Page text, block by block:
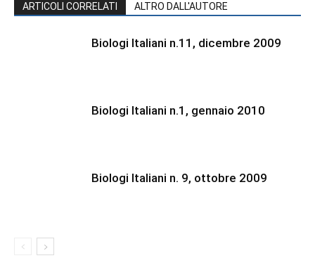
ARTICOLI CORRELATI ALTRO DALL'AUTORE
Biologi Italiani n.11, dicembre 2009
Biologi Italiani n.1, gennaio 2010
Biologi Italiani n. 9, ottobre 2009